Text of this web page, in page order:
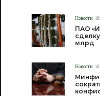
Новости
ПАО
млрд
Новости